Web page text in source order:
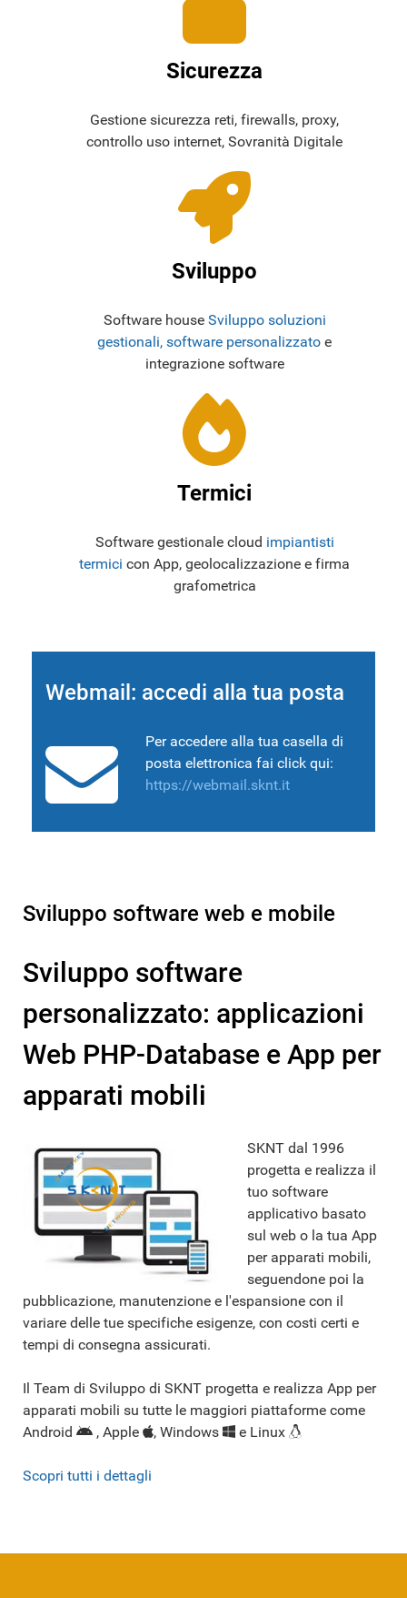
Sicurezza
Gestione sicurezza reti, firewalls, proxy,
controllo uso internet, Sovranità Digitale
Sviluppo
Software house Sviluppo soluzioni
gestionali, software personalizzato e
integrazione software
Termici
Software gestionale cloud impiantisti
termici con App, geolocalizzazione e firma
grafometrica
Webmail: accedi alla tua posta
Per accedere alla tua casella di
posta elettronica fai click qui:
https://webmail.sknt.it
Sviluppo software web e mobile
Sviluppo software
personalizzato: applicazioni
Web PHP-Database e App per
apparati mobili
SKNT dal 1996
progetta e realizza il
tuo software
applicativo basato
sul web o la tua App
per apparati mobili,
seguendone poi la
pubblicazione, manutenzione e l'espansione con il
variare delle tue specifiche esigenze, con costi certi e
tempi di consegna assicurati.
Il Team di Sviluppo di SKNT progetta e realizza App per
apparati mobili su tutte le maggiori piattaforme come
Android
, Apple , Windows e Linux
Scopri tutti i dettagli